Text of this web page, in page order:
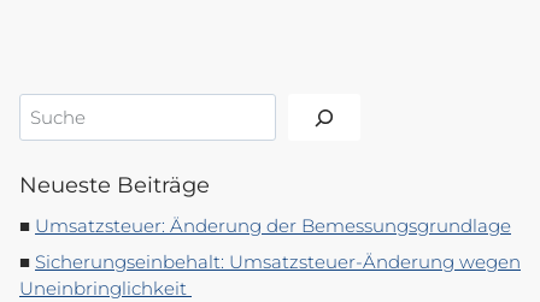
Suchen
Neueste Beiträge
Umsatzsteuer: Änderung der Bemessungsgrundlage
Sicherungseinbehalt: Umsatzsteuer-Änderung wegen
Uneinbringlichkeit